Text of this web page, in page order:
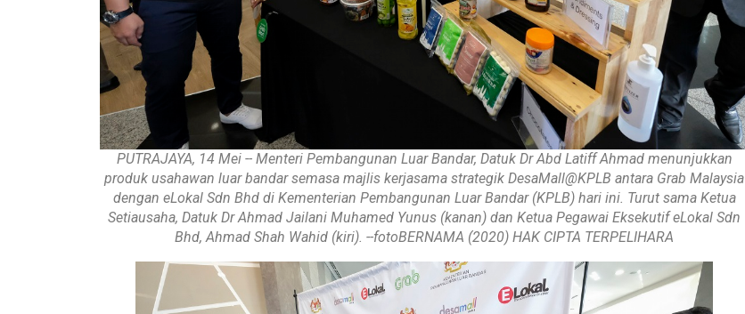
PUTRAJAYA, 14 Mei -- Menteri Pembangunan Luar Bandar, Datuk Dr Abd Latiff Ahmad menunjukkan
produk usahawan luar bandar semasa majlis kerjasama strategik DesaMall@KPLB antara Grab Malaysia
dengan eLokal Sdn Bhd di Kementerian Pembangunan Luar Bandar (KPLB) hari ini. Turut sama Ketua
Setiausaha, Datuk Dr Ahmad Jailani Muhamed Yunus (kanan) dan Ketua Pegawai Eksekutif eLokal Sdn
Bhd, Ahmad Shah Wahid (kiri). --fotoBERNAMA (2020) HAK CIPTA TERPELIHARA